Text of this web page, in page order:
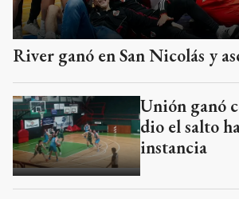
River ganó en San Nicolás y
Unión ganó
dio el salto
instancia